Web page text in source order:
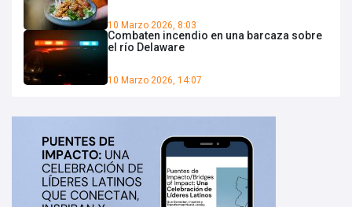
10 Marzo 2026, 8:03
Combaten incendio en una barcaza sobre
el río Delaware
10 Marzo 2026, 14:07